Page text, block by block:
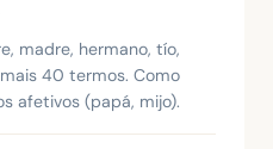
madre, hermano, tío,
40 termos. Como
afetivos (papá, mijo).